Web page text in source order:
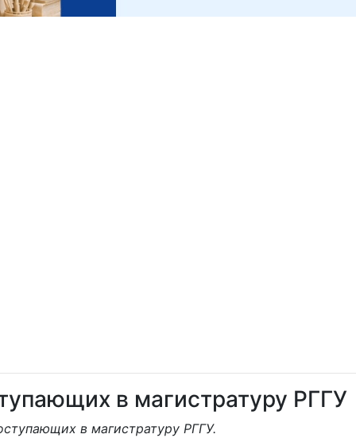
в магистратуру РГГУ
в магистратуру РГГУ.